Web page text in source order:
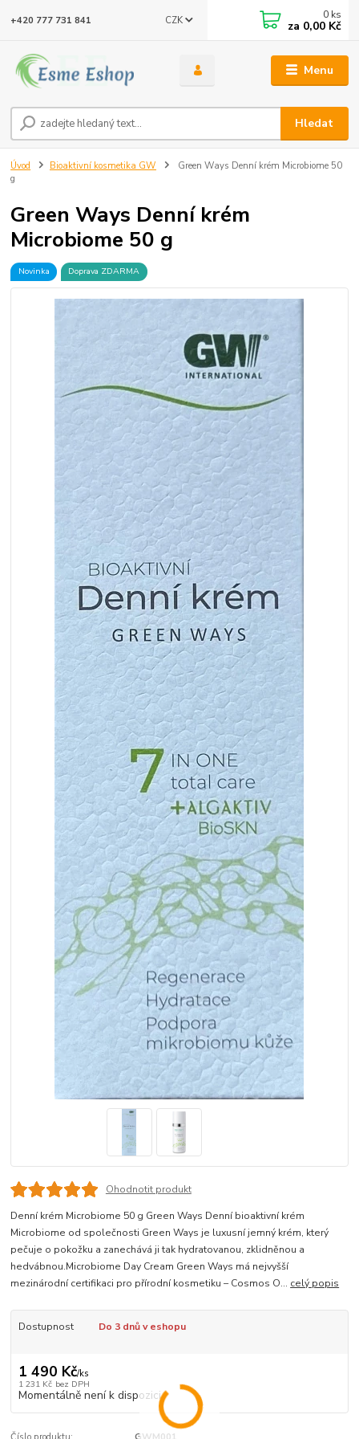
Menu
CZK
Hledat
+420 777 731 841 0 ks
za 0,00 Kč
Úvod Bioaktivní kosmetika GW
Green Ways Denní krém Microbiome 50
g
Green Ways Denní krém
Microbiome 50 g
Novinka Doprava ZDARMA
Ohodnotit produkt
Denní krém Microbiome 50 g Green Ways Denní bioaktivní krém
Microbiome od společnosti Green Ways je luxusní jemný krém, který
pečuje o pokožku a zanechává ji tak hydratovanou, zklidněnou a
hedvábnou.Microbiome Day Cream Green Ways má nejvyšší
mezinárodní certifikaci pro přírodní kosmetiku – Cosmos O... celý popis
Dostupnost Do 3 dnů v eshopu
1 490 Kč/ks
1 231 Kč bez DPH
Momentálně není k dispozici